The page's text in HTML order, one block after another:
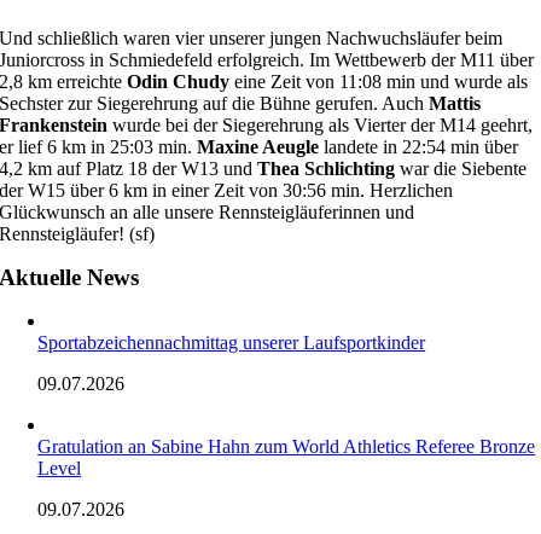
Und schließlich waren vier unserer jungen Nachwuchsläufer beim
Juniorcross in Schmiedefeld erfolgreich. Im Wettbewerb der M11 über
2,8 km erreichteOdin Chudy eine Zeit von 11:08 min und wurde als
Sechster zur Siegerehrung auf die Bühne gerufen. AuchMattis
Frankenstein wurde bei der Siegerehrung als Vierter der M14 geehrt,
er lief 6 km in 25:03 min.Maxine Aeugle landete in 22:54 min über
4,2 km auf Platz 18 der W13 undThea Schlichting war die Siebente
der W15 über 6 km in einer Zeit von 30:56 min. Herzlichen
Glückwunsch an alle unsere Rennsteigläuferinnen und
Rennsteigläufer! (sf)
Aktuelle News
Sportabzeichennachmittag unserer Laufsportkinder
09.07.2026
Gratulation an Sabine Hahn zum World Athletics Referee Bronze
Level
09.07.2026